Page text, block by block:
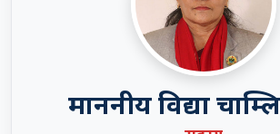
माननीय विद्या